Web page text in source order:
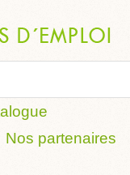
Nos partenaires